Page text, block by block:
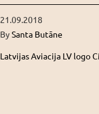
21.09.2018
BySanta Butāne
Latvijas Aviacija LV logo